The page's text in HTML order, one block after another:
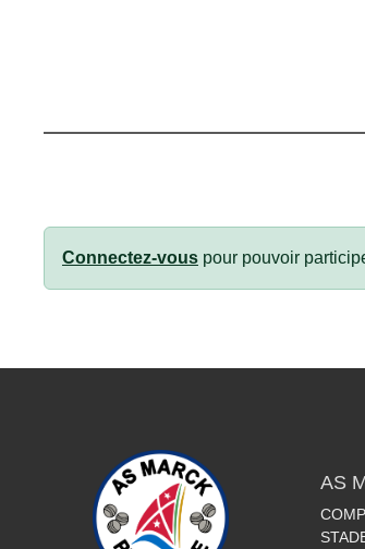
Connectez-vous pour pouvoir
AS